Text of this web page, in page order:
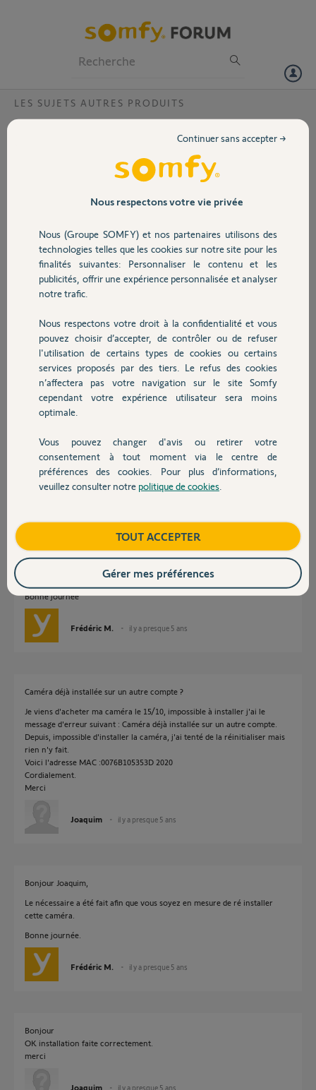
Volet
Sécurité
Domotique
Chauffage
Autres produits
Devis avec un pro
Contact
LES SUJETS AUTRES PRODUITS
Caméra déjà installée sur un autre compte ?
Je viens d'acheter ma caméra neuve, suite à plusieurs tentatives
d'installation j'ai le message d'erreur suivant : Caméra déjà installée
sur un autre compte.
Depuis, impossible d'installer la caméra, j'ai tenté de la réinitialiser
mais rien n'y fait.
Denise R.
il y a presque 5 ans
Participer au fil de discussion
Réponses
Pouvez vous nous confirmer que vous êtes parvenu à résoudre votre
Bonne journée
Frédéric M. il y a presque 5 ans
Caméra déjà installée sur un autre compte ?
Je viens d'acheter ma caméra le 15/10, impossible à installer j'ai le
message d'erreur suivant : Caméra déjà installée sur un autre compte.
Depuis, impossible d'installer la caméra, j'ai tenté de la réinitialiser mais
rien n'y fait.
Voici l'adresse MAC :0076B105353D 2020
Cordialement.
Merci
Joaquim il y a presque 5 ans
Bonjour Joaquim,
Le nécessaire a été fait afin que vous soyez en mesure de ré installer
cette caméra.
Bonne journée.
Frédéric M. il y a presque 5 ans
Bonjour
OK installation faite correctement.
merci
Joaquim il y a presque 5 ans
Nous respectons votre vie privée
Nous (Groupe SOMFY) et nos partenaires utilisons des
technologies telles que les cookies sur notre site pour les
finalités suivantes: Personnaliser le contenu et les
publicités, offrir une expérience personnalisée et analyser
notre trafic.
Nous respectons votre droit à la confidentialité et vous
pouvez choisir d’accepter, de contrôler ou de refuser
l'utilisation de certains types de cookies ou certains
services proposés par des tiers. Le refus des cookies
n’affectera pas votre navigation sur le site Somfy
cependant votre expérience utilisateur sera moins
optimale.
Vous pouvez changer d'avis ou retirer votre
consentement à tout moment via le centre de
préférences des cookies. Pour plus d’informations,
veuillez consulter notre politique de cookies
Continuer sans accepter →
TOUT ACCEPTER
Gérer mes préférences